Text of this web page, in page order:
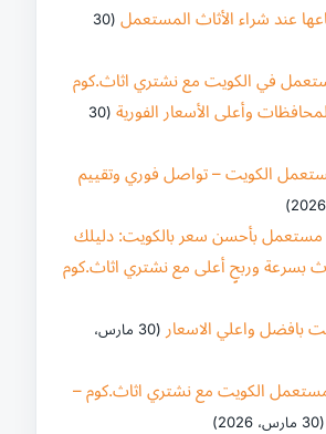
(30
في الكويت مع نشتري اثاث.كوم
وأعلى الأسعار الفورية (30
الكويت – تواصل فوري وتقييم
مستعمل بأحسن سعر بالكويت: دليلك
بسرعة وربحٍ أعلى مع نشتري اثاث.كوم
بافضل واعلي الاسعار
(30 مارس،
الكويت مع نشتري اثاث.كوم –
(30 مارس، 2026)